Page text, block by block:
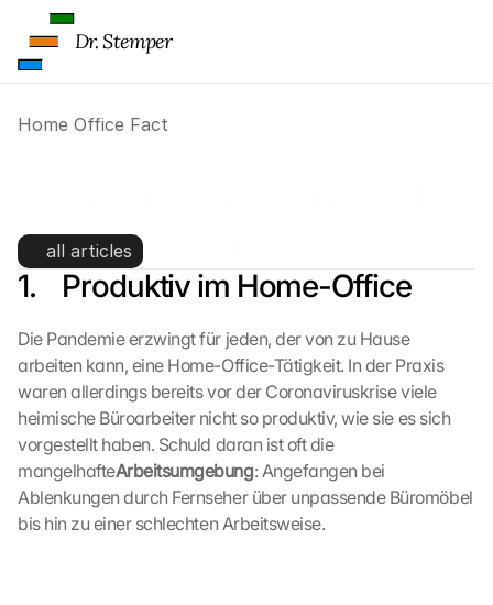
Home Office Fact
Being Productive
all articles
1.    Produktiv im Home-Office
Die Pandemie erzwingt für jeden, der von zu Hause
arbeiten kann, eine Home-Office-Tätigkeit. In der Praxis
waren allerdings bereits vor der Coronaviruskrise viele
heimische Büroarbeiter nicht so produktiv, wie sie es sich
vorgestellt haben. Schuld daran ist oft die
mangelhafteArbeitsumgebung: Angefangen bei
Ablenkungen durch Fernseher über unpassende Büromöbel
bis hin zu einer schlechten Arbeitsweise.
Dr. Stemper